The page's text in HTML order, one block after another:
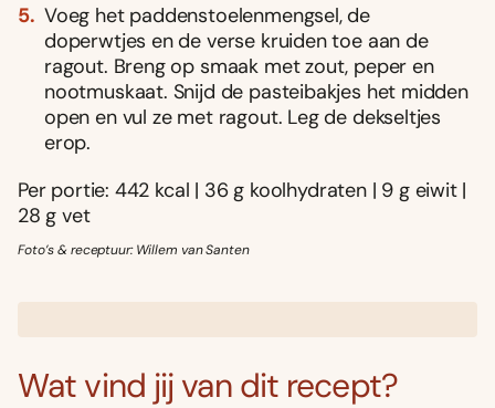
Voeg het paddenstoelenmengsel, de
doperwtjes en de verse kruiden toe aan de
ragout. Breng op smaak met zout, peper en
nootmuskaat. Snijd de pasteibakjes het midden
open en vul ze met ragout. Leg de dekseltjes
erop.
Per portie: 442 kcal | 36 g koolhydraten | 9 g eiwit |
28 g vet
Foto’s & receptuur: Willem van Santen
Wat vind jij van dit recept?